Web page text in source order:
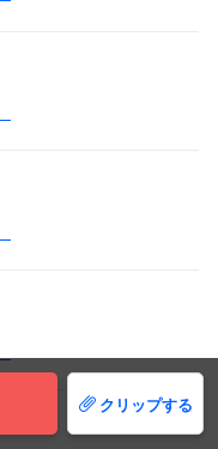
クリップする